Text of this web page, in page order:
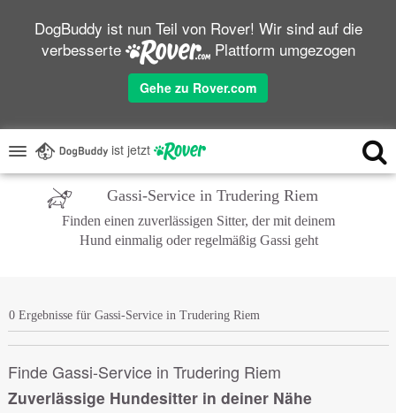
DogBuddy ist nun Teil von Rover! Wir sind auf die
verbesserte
Plattform umgezogen
Gehe zu Rover.com
ist jetzt
Gassi-Service in Trudering Riem
Finden einen zuverlässigen Sitter, der mit deinem
Hund einmalig oder regelmäßig Gassi geht
0 Ergebnisse für Gassi-Service in Trudering Riem
Finde Gassi-Service in Trudering Riem
Zuverlässige Hundesitter in deiner Nähe